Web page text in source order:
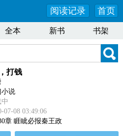
首页
阅读记录
全本 新书 书架
打钱
小说
07-08 03:49:06
章 睚眦必报秦王政